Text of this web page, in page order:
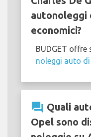
autonoleggi
economici?
BUDGET offre
noleggi auto di
question_answer Quali
Opel sono